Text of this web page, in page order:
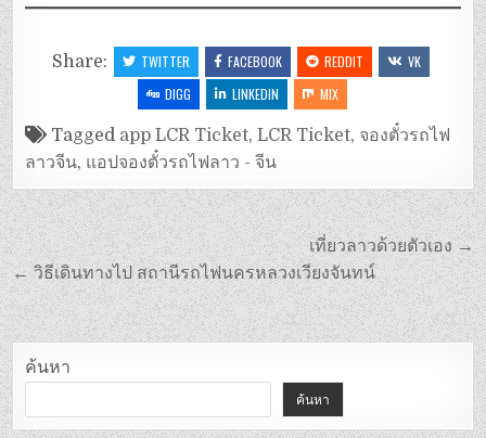
Share: TWITTER FACEBOOK REDDIT
VK
DIGG
LINKEDIN MIX
Tagged app LCR Ticket,LCR Ticket, จองตั๋วรถไฟ
ลาวจีน, แอปจองตั๋วรถไฟลาว - จีน
เที่ยวลาวด้วยตัวเอง →
← วิธีเดินทางไป สถานีรถไฟนครหลวงเวียงจันทน์
ค้นหา
ค้นหา